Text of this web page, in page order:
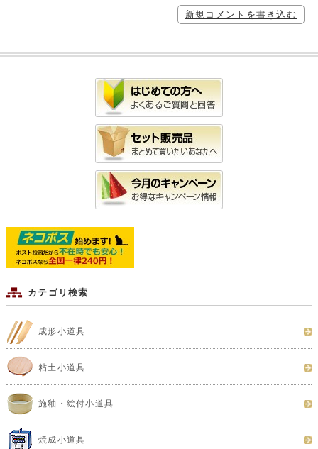
新規コメントを書き込む
カテゴリ検索
成形小道具
粘土小道具
施釉・絵付小道具
焼成小道具